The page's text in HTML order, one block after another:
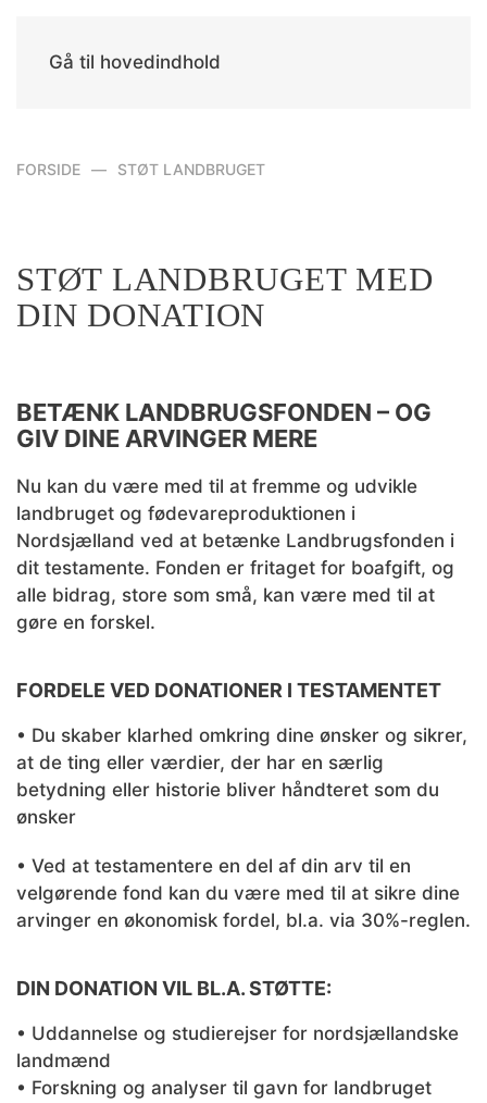
Gå til hovedindhold
FORSIDE STØT LANDBRUGET
STØT LANDBRUGET MED
DIN DONATION
BETÆNK LANDBRUGSFONDEN – OG
GIV DINE ARVINGER MERE
Nu kan du være med til at fremme og udvikle
landbruget og fødevareproduktionen i
Nordsjælland ved at betænke Landbrugsfonden i
dit testamente. Fonden er fritaget for boafgift, og
alle bidrag, store som små, kan være med til at
gøre en forskel.
FORDELE VED DONATIONER I TESTAMENTET
• Du skaber klarhed omkring dine ønsker og sikrer,
at de ting eller værdier, der har en særlig
betydning eller historie bliver håndteret som du
ønsker
• Ved at testamentere en del af din arv til en
velgørende fond kan du være med til at sikre dine
arvinger en økonomisk fordel, bl.a. via 30%-reglen.
DIN DONATION VIL BL.A. STØTTE:
• Uddannelse og studierejser for nordsjællandske
landmænd
• Forskning og analyser til gavn for landbruget